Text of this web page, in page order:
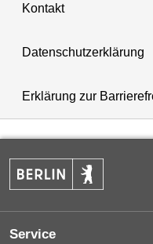
Kontakt
Datenschutzerklärung
Erklärung zur
Service